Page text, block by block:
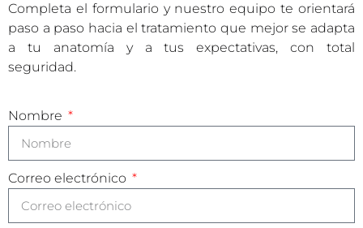
Completa el formulario y nuestro equipo te orientará
paso a paso hacia el tratamiento que mejor se adapta
a tu anatomía y a tus expectativas, con total
seguridad.
Nombre
Correo electrónico